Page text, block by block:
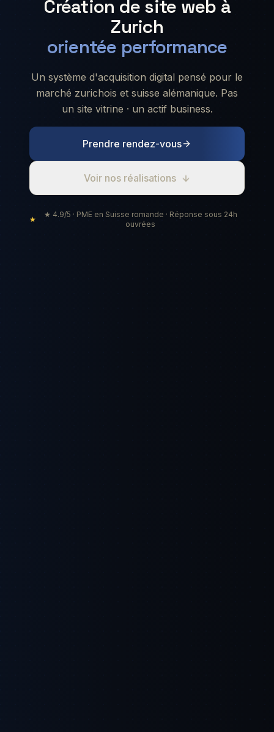
Création de site web à
Zurich
orientée performance
Un système d'acquisition digital pensé pour le
marché zurichois et suisse alémanique. Pas
un site vitrine · un actif business.
Prendre rendez-vous
Voir nos réalisations
★
★ 4.9/5 · PME en Suisse romande · Réponse sous 24h
ouvrées